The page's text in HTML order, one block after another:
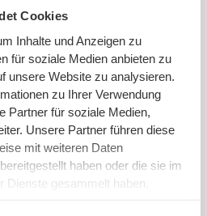
Cookies
Inhalte und Anzeigen zu
für soziale Medien anbieten zu
unsere Website zu analysieren.
zu Ihrer Verwendung
Partner für soziale Medien,
Unsere Partner führen diese
mit weiteren Daten
haben oder die sie im
Dienste gesammelt haben.
Nișele izolate ale corpurilor
de încălzire de până la 4
bani
și se miră de costurile de
grad mai puțin din